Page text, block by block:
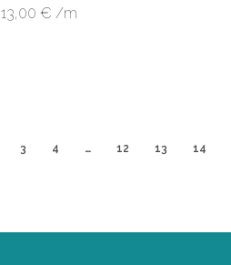
13,00€ /m
3 4 … 12 13 14